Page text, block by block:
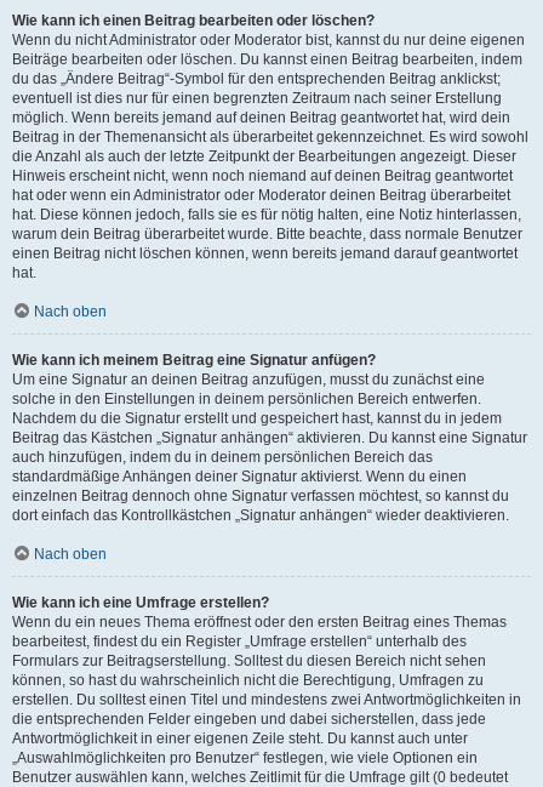
Wie kann ich einen Beitrag bearbeiten oder löschen?
Wenn du nicht Administrator oder Moderator bist, kannst du nur deine eigenen
Beiträge bearbeiten oder löschen. Du kannst einen Beitrag bearbeiten, indem
du das „Ändere Beitrag“-Symbol für den entsprechenden Beitrag anklickst;
eventuell ist dies nur für einen begrenzten Zeitraum nach seiner Erstellung
möglich. Wenn bereits jemand auf deinen Beitrag geantwortet hat, wird dein
Beitrag in der Themenansicht als überarbeitet gekennzeichnet. Es wird sowohl
die Anzahl als auch der letzte Zeitpunkt der Bearbeitungen angezeigt. Dieser
Hinweis erscheint nicht, wenn noch niemand auf deinen Beitrag geantwortet
hat oder wenn ein Administrator oder Moderator deinen Beitrag überarbeitet
hat. Diese können jedoch, falls sie es für nötig halten, eine Notiz hinterlassen,
warum dein Beitrag überarbeitet wurde. Bitte beachte, dass normale Benutzer
einen Beitrag nicht löschen können, wenn bereits jemand darauf geantwortet
hat.
Nach oben
Wie kann ich meinem Beitrag eine Signatur anfügen?
Um eine Signatur an deinen Beitrag anzufügen, musst du zunächst eine
solche in den Einstellungen in deinem persönlichen Bereich entwerfen.
Nachdem du die Signatur erstellt und gespeichert hast, kannst du in jedem
Beitrag das Kästchen „Signatur anhängen“ aktivieren. Du kannst eine Signatur
auch hinzufügen, indem du in deinem persönlichen Bereich das
standardmäßige Anhängen deiner Signatur aktivierst. Wenn du einen
einzelnen Beitrag dennoch ohne Signatur verfassen möchtest, so kannst du
dort einfach das Kontrollkästchen „Signatur anhängen“ wieder deaktivieren.
Nach oben
Wie kann ich eine Umfrage erstellen?
Wenn du ein neues Thema eröffnest oder den ersten Beitrag eines Themas
bearbeitest, findest du ein Register „Umfrage erstellen“ unterhalb des
Formulars zur Beitragserstellung. Solltest du diesen Bereich nicht sehen
können, so hast du wahrscheinlich nicht die Berechtigung, Umfragen zu
erstellen. Du solltest einen Titel und mindestens zwei Antwortmöglichkeiten in
die entsprechenden Felder eingeben und dabei sicherstellen, dass jede
Antwortmöglichkeit in einer eigenen Zeile steht. Du kannst auch unter
„Auswahlmöglichkeiten pro Benutzer“ festlegen, wie viele Optionen ein
Benutzer auswählen kann, welches Zeitlimit für die Umfrage gilt (0 bedeutet